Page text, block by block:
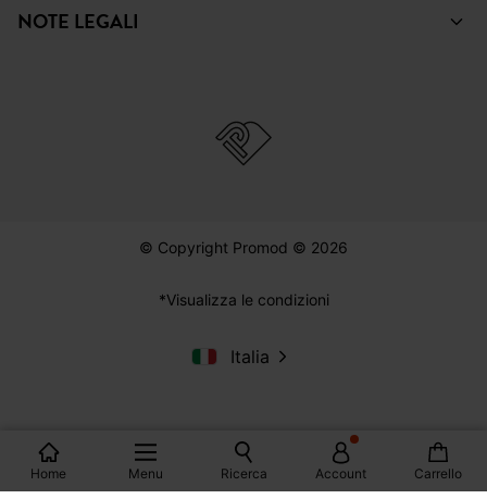
Home Menu Ricerca Account Carrello
NOTE LEGALI
© Copyright Promod © 2026
*Visualizza le condizioni
Italia